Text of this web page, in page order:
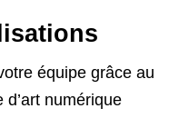
équipe grâce au
d’art numérique